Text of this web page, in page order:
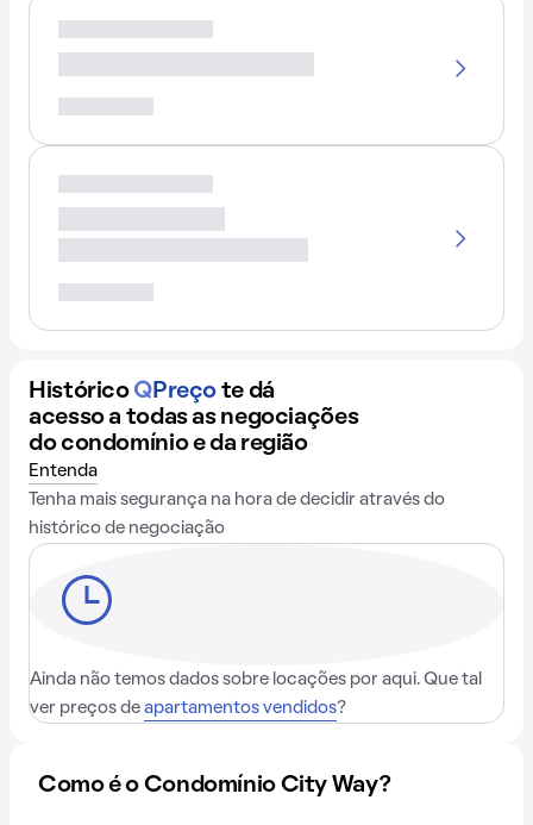
Histórico QPreço te dá
acesso a todas as negociações
do condomínio e da região
Entenda
Tenha mais segurança na hora de decidir através do
histórico de negociação
Ainda não temos dados sobre locações por aqui. Que tal
ver preços de apartamentos vendidos?
Como é o Condomínio City Way?